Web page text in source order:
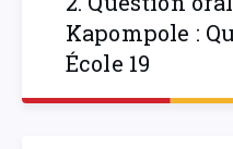
Kapompole :
École 19